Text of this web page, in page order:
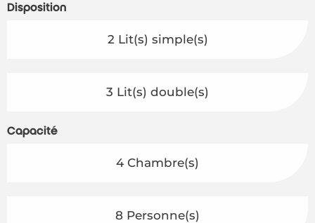
Disposition
2 Lit(s) simple(s)
3 Lit(s) double(s)
Capacité
4 Chambre(s)
8 Personne(s)